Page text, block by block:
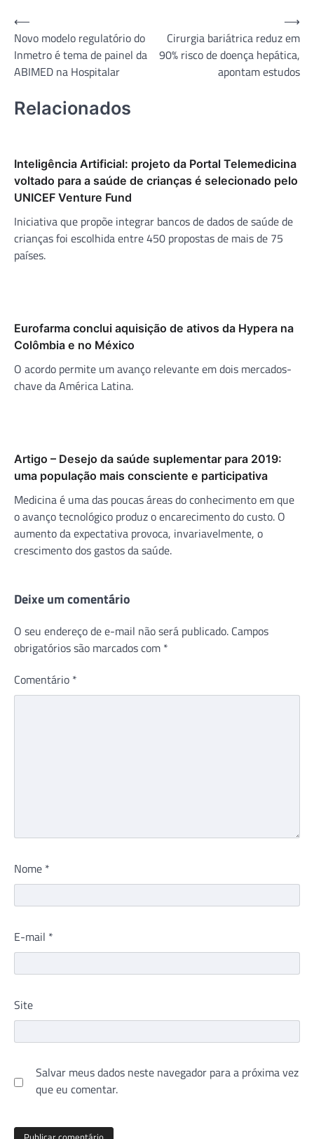
Navegação
de
Post
⟵
Novo modelo regulatório do
Inmetro é tema de painel da
ABIMED na Hospitalar
Cirurgia bariátrica reduz em
90% risco de doença hepática,
apontam estudos
⟶
Relacionados
Inteligência Artificial: projeto da Portal Telemedicina
voltado para a saúde de crianças é selecionado pelo
UNICEF Venture Fund
Iniciativa que propõe integrar bancos de dados de saúde de
crianças foi escolhida entre 450 propostas de mais de 75
países.
Eurofarma conclui aquisição de ativos da Hypera na
Colômbia e no México
O acordo permite um avanço relevante em dois mercados-
chave da América Latina.
Artigo – Desejo da saúde suplementar para 2019:
uma população mais consciente e participativa
Medicina é uma das poucas áreas do conhecimento em que
o avanço tecnológico produz o encarecimento do custo. O
aumento da expectativa provoca, invariavelmente, o
crescimento dos gastos da saúde.
Deixe um comentário
O seu endereço de e-mail não será publicado. Campos
obrigatórios são marcados com *
Comentário *
Nome *
E-mail *
Site
Salvar meus dados neste navegador para a próxima vez
que eu comentar.